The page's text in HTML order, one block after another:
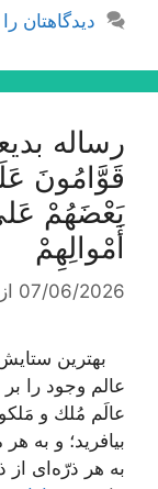
دیدگاهتان
رساله
قَوَّامُونَ
بَعْضَهُمْ
أَمْوالِهِمْ‌
07/06/2026 از
بهترین
عالم وجود را
عالَم مُلك و
بیافرید؛ و به
به هر ذرّه‌اى